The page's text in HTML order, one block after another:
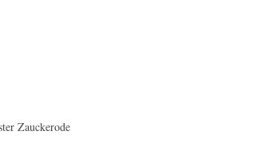
Zauckerode